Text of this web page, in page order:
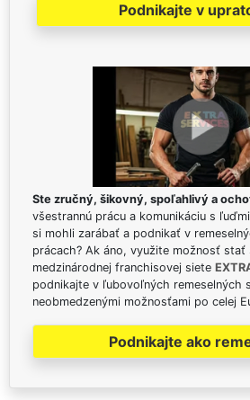
Podnikajte v
Ste zručný, šikovný, spoľahlivý a
všestrannú prácu a komunikáciu s
si mohli zarábať a podnikať v
prácach? Ak áno, využite možnosť stať
medzinárodnej franchisovej siete
podnikajte v ľubovoľných remeselných
neobmedzenými možnosťami po celej
Podnikajte ako